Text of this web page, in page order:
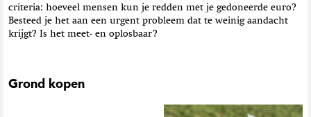
criteria: hoeveel mensen kun je redden met je gedoneerde euro?
Besteed je het aan een urgent probleem dat te weinig aandacht
krijgt? Is het meet- en oplosbaar?
Grond kopen